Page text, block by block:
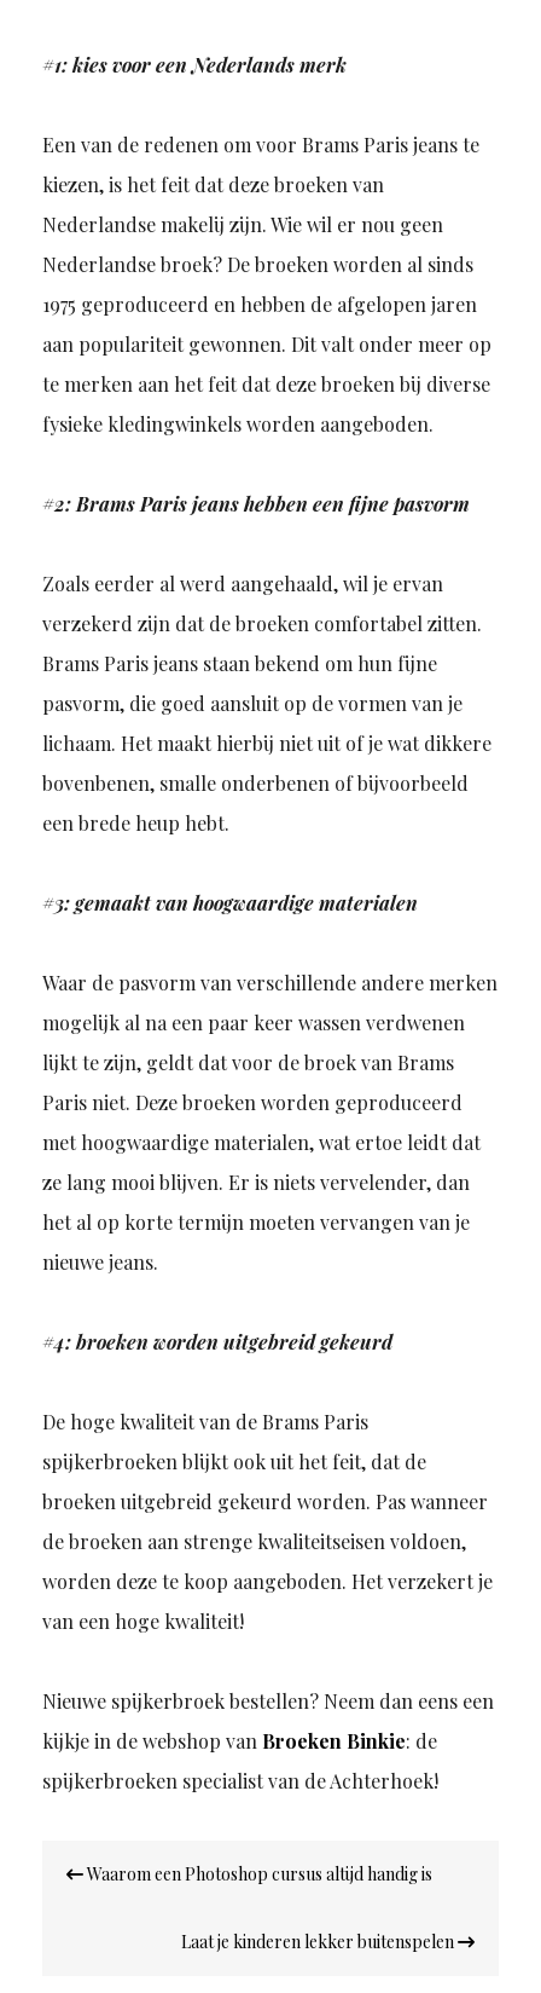
#1: kies voor een Nederlands merk
Een van de redenen om voor Brams Paris jeans te
kiezen, is het feit dat deze broeken van
Nederlandse makelij zijn. Wie wil er nou geen
Nederlandse broek? De broeken worden al sinds
1975 geproduceerd en hebben de afgelopen jaren
aan populariteit gewonnen. Dit valt onder meer op
te merken aan het feit dat deze broeken bij diverse
fysieke kledingwinkels worden aangeboden.
#2: Brams Paris jeans hebben een fijne pasvorm
Zoals eerder al werd aangehaald, wil je ervan
verzekerd zijn dat de broeken comfortabel zitten.
Brams Paris jeans staan bekend om hun fijne
pasvorm, die goed aansluit op de vormen van je
lichaam. Het maakt hierbij niet uit of je wat dikkere
bovenbenen, smalle onderbenen of bijvoorbeeld
een brede heup hebt.
#3: gemaakt van hoogwaardige materialen
Waar de pasvorm van verschillende andere merken
mogelijk al na een paar keer wassen verdwenen
lijkt te zijn, geldt dat voor de broek van Brams
Paris niet. Deze broeken worden geproduceerd
met hoogwaardige materialen, wat ertoe leidt dat
ze lang mooi blijven. Er is niets vervelender, dan
het al op korte termijn moeten vervangen van je
nieuwe jeans.
#4: broeken worden uitgebreid gekeurd
De hoge kwaliteit van de Brams Paris
spijkerbroeken blijkt ook uit het feit, dat de
broeken uitgebreid gekeurd worden. Pas wanneer
de broeken aan strenge kwaliteitseisen voldoen,
worden deze te koop aangeboden. Het verzekert je
van een hoge kwaliteit!
Nieuwe spijkerbroek bestellen? Neem dan eens een
kijkje in de webshop van Broeken Binkie: de
spijkerbroeken specialist van de Achterhoek!
navigatie
Waarom een Photoshop cursus altijd handig is
Laat je kinderen lekker buitenspelen